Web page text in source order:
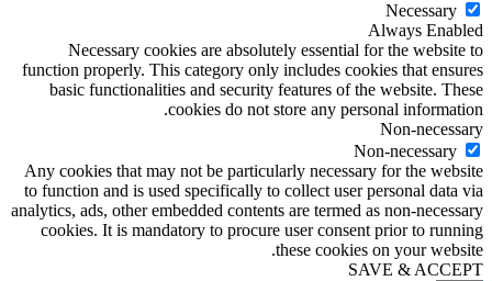
Necessary
Always Enabled
Necessary cookies are absolutely essential for the website to
function properly. This category only includes cookies that ensures
basic functionalities and security features of the website. These
cookies do not store any personal information.
Non-necessary
Non-necessary
Any cookies that may not be particularly necessary for the website
to function and is used specifically to collect user personal data via
analytics, ads, other embedded contents are termed as non-necessary
cookies. It is mandatory to procure user consent prior to running
these cookies on your website.
SAVE & ACCEPT